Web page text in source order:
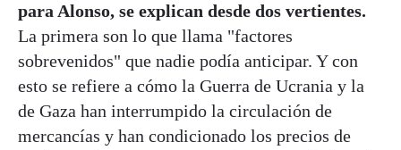
para Alonso, se explican desde dos vertientes.
La primera son lo que llama "factores
sobrevenidos" que nadie podía anticipar. Y con
esto se refiere a cómo la Guerra de Ucrania y la
de Gaza han interrumpido la circulación de
mercancías y han condicionado los precios de